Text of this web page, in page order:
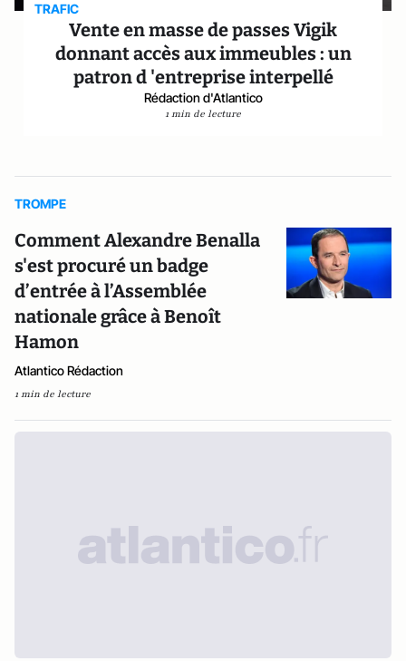
TRAFIC
Vente en masse de passes Vigik
donnant accès aux immeubles : un
patron d 'entreprise interpellé
Rédaction d'Atlantico
1 min de lecture
TROMPE
Comment Alexandre Benalla
s'est procuré un badge
d’entrée à l’Assemblée
nationale grâce à Benoît
Hamon
Atlantico Rédaction
1 min de lecture